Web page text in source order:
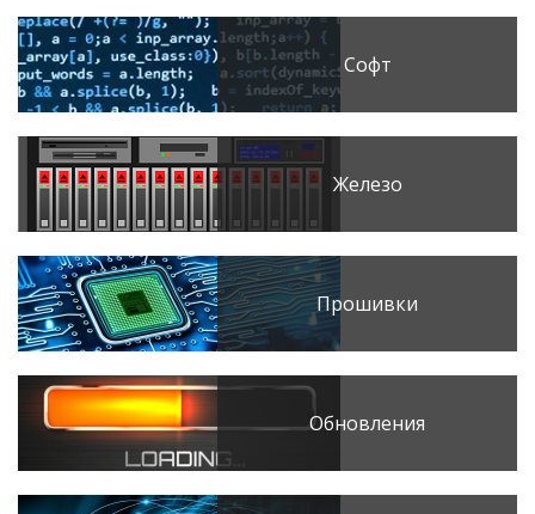
Софт
Железо
Прошивки
Обновления